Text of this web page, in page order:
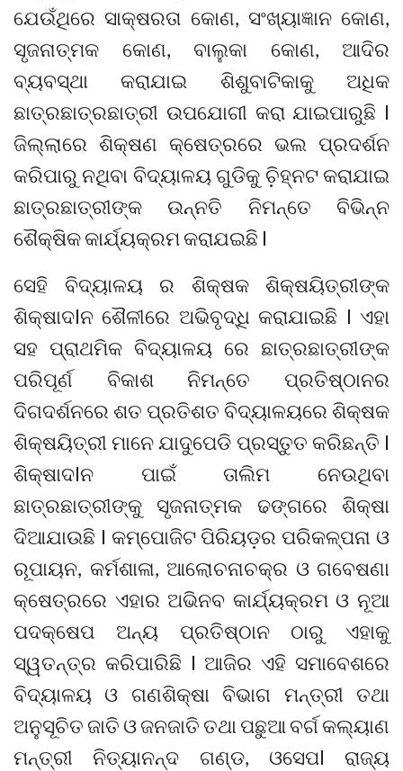
ଯେଉଁଥିରେ ସାକ୍ଷରତା କୋଣ, ସଂଖ୍ୟାଜ୍ଞାନ କୋଣ,
ସୃଜନାତ୍ମକ କୋଣ, ବାଲୁକା କୋଣ, ଆଦିର
ବ୍ୟବସ୍ଥା କରାଯାଇ ଶିଶୁବାଟିକାକୁ ଅଧିକ
ଛାତ୍ରଛାତ୍ରଛାତ୍ରୀ ଉପଯୋଗୀ କରା ଯାଇପାରୁଛି l
ଜିଲ୍ଲାରେ ଶିକ୍ଷଣ କ୍ଷେତ୍ରରେ ଭଲ ପ୍ରଦର୍ଶନ
କରିପାରୁ ନଥିବା ବିଦ୍ୟାଳୟ ଗୁଡିକୁ ଚି଼ହ୍ନଟ କରାଯାଇ
ଛାତ୍ରଛାତ୍ରୀଙ୍କ ଉନ୍ନତି ନିମନ୍ତେ ବିଭିନ୍ନ
ଶୈକ୍ଷିକ କାର୍ଯ୍ୟକ୍ରମ କରାଯଇଛି l
ସେହି ବିଦ୍ୟାଳୟ ର ଶିକ୍ଷକ ଶିକ୍ଷୟିତ୍ରୀଙ୍କ
ଶିକ୍ଷାଦlନ ଶୈଳୀରେ ଅଭିବୃଦ୍ଧି କରାଯାଇଛି l ଏହା
ସହ ପ୍ରାଥମିକ ବିଦ୍ୟାଳୟ ରେ ଛାତ୍ରଛାତ୍ରୀଙ୍କ
ପରିପୂର୍ଣ ବିକାଶ ନିମନ୍ତେ ପ୍ରତିଷ୍ଠାନର
ଦିଗଦର୍ଶନରେ ଶତ ପ୍ରତିଶତ ବିଦ୍ୟାଳୟରେ ଶିକ୍ଷକ
ଶିକ୍ଷୟିତ୍ରୀ ମାନେ ଯାଦୁପେଡି ପ୍ରସ୍ତୁତ କରିଛନ୍ତି l
ଶିକ୍ଷାଦlନ ପାଇଁ ତାଲିମ ନେଉଥିବା
ଛାତ୍ରଛାତ୍ରୀଙ୍କୁ ସୃଜନାତ୍ମକ ଢଙ୍ଗରେ ଶିକ୍ଷା
ଦିଆଯାଉଛି l କମ୍ପୋଜିଟ ପିରିୟଡ଼ର ପରିକଳ୍ପନା ଓ
ରୂପାୟନ, କର୍ମଶାଳା, ଆଲୋଚନାଚକ୍ର ଓ ଗବେଷଣା
କ୍ଷେତ୍ରରେ ଏହାର ଅଭିନବ କାର୍ଯ୍ୟକ୍ରମ ଓ ନୂଆ
ପଦକ୍ଷେପ ଅନ୍ୟ ପ୍ରତିଷ୍ଠାନ ଠାରୁ ଏହାକୁ
ସ୍ୱତନ୍ତ୍ର କରିପାରିଛି l ଆଜିର ଏହି ସମାବେଶରେ
ବିଦ୍ୟାଳୟ ଓ ଗଣଶିକ୍ଷା ବିଭାଗ ମନ୍ତ୍ରୀ ତଥା
ଅନୁସୂଚିତ ଜାତି ଓ ଜନଜାତି ତଥା ପଛୁଆ ବର୍ଗ କଲ୍ୟାଣ
ମନ୍ତ୍ରୀ ନିତ୍ୟାନନ୍ଦ ଗଣ୍ଡ, ଓସେପl ରାଜ୍ୟ